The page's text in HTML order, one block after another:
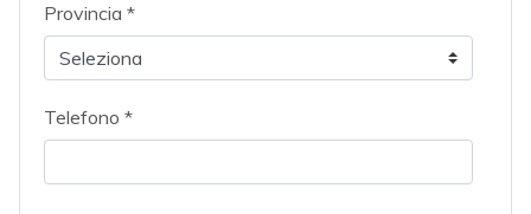
Provincia *
Telefono *